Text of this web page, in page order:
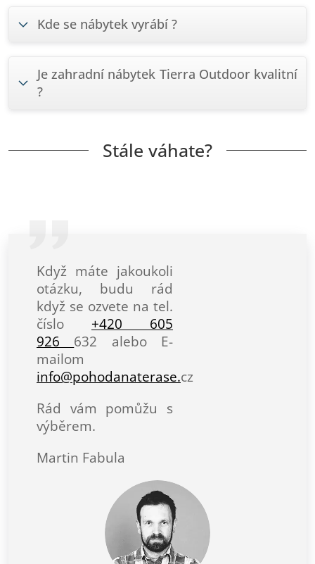
Kde se nábytek vyrábí ?
Je zahradní nábytek Tierra Outdoor kvalitní
?
Stále váhate?
Když máte jakoukoli
otázku, budu rád
když se ozvete na tel.
číslo +420 605
926 632 alebo E-
mailom
info@pohodanaterase.cz
Rád vám pomůžu s
výběrem.
Martin Fabula